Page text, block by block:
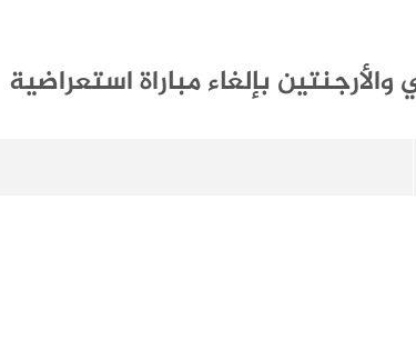
بإلغاء مباراة استعراضية